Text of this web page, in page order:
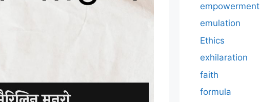
empowerment
emulation
Ethics
exhilaration
faith
formula